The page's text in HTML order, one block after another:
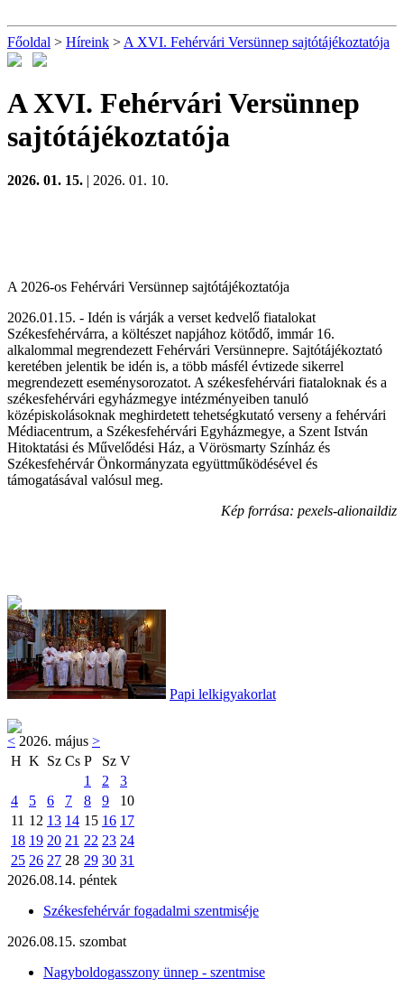
Főoldal > Híreink > A XVI. Fehérvári Versünnep sajtótájékoztatója
A XVI. Fehérvári Versünnep
sajtótájékoztatója
2026. 01. 15. | 2026. 01. 10.
A 2026-os Fehérvári Versünnep sajtótájékoztatója
2026.01.15. - Idén is várják a verset kedvelő fiatalokat
Székesfehérvárra, a költészet napjához kötődő, immár 16.
alkalommal megrendezett Fehérvári Versünnepre. Sajtótájékoztató
keretében jelentik be idén is, a több másfél évtizede sikerrel
megrendezett eseménysorozatot. A székesfehérvári fiataloknak és a
székesfehérvári egyházmegye intézményeiben tanuló
középiskolásoknak meghirdetett tehetségkutató verseny a fehérvári
Médiacentrum, a Székesfehérvári Egyházmegye, a Szent István
Hitoktatási és Művelődési Ház, a Vörösmarty Színház és
Székesfehérvár Önkormányzata együttműködésével és
támogatásával valósul meg.
Kép forrása: pexels-alionaildiz
Papi lelkigyakorlat
< 2026. május >
H K Sz Cs P Sz V
1
2
3
4
5 6 7 8 9
10
11 12 13 14 15 16 17
18 19 20 21 22 23 24
25 26 27 28 29 30 31
2026.08.14. péntek
Székesfehérvár fogadalmi szentmiséje
2026.08.15. szombat
Nagyboldogasszony ünnep - szentmise